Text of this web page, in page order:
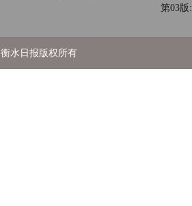
第03版:
衡水日报版权所有